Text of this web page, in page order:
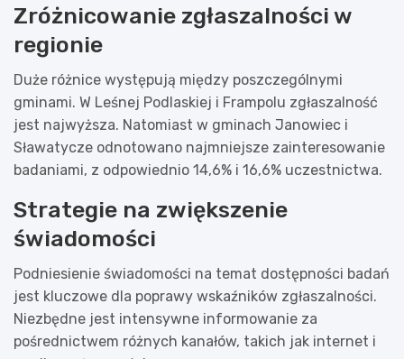
Zróżnicowanie zgłaszalności w
regionie
Duże różnice występują między poszczególnymi
gminami. W Leśnej Podlaskiej i Frampolu zgłaszalność
jest najwyższa. Natomiast w gminach Janowiec i
Sławatycze odnotowano najmniejsze zainteresowanie
badaniami, z odpowiednio 14,6% i 16,6% uczestnictwa.
Strategie na zwiększenie
świadomości
Podniesienie świadomości na temat dostępności badań
jest kluczowe dla poprawy wskaźników zgłaszalności.
Niezbędne jest intensywne informowanie za
pośrednictwem różnych kanałów, takich jak internet i